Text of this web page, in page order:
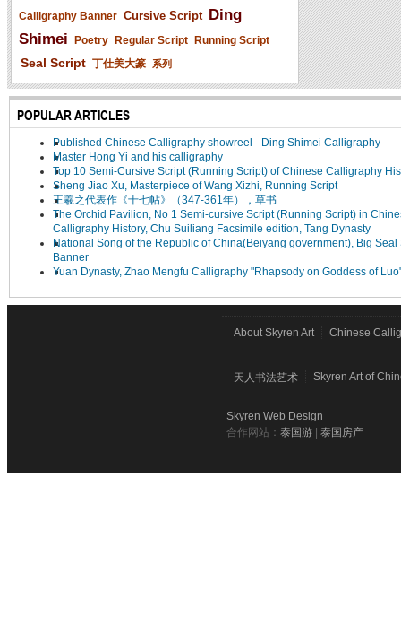
Calligraphy Banner Cursive Script Ding
Shimei
Poetry Regular Script Running Script
Seal Script 丁仕美大篆 系列
POPULAR ARTICLES
Published Chinese Calligraphy showreel - Ding Shimei Calligraphy
Master Hong Yi and his calligraphy
Top 10 Semi-Cursive Script (Running Script) of Chinese Calligraphy
Sheng Jiao Xu, Masterpiece of Wang Xizhi, Running Script
王羲之代表作《十七帖》（347-361年），草书
The Orchid Pavilion, No 1 Semi-cursive Script (Running Script) in
Calligraphy History, Chu Suiliang Facsimile edition, Tang Dynasty
National Song of the Republic of China(Beiyang government), Big Seal
Banner
Yuan Dynasty, Zhao Mengfu Calligraphy "Rhapsody on Goddess of
About Skyren Art Chinese
天人书法艺术 Skyren Art of
Skyren Web Design
合作网站： 泰国游 泰国房产